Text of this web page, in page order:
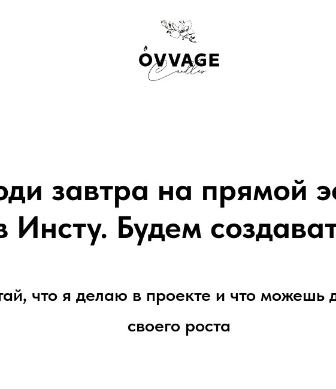
завтра на прямой
Инсту. Будем
что я делаю в проекте и что можешь
своего роста